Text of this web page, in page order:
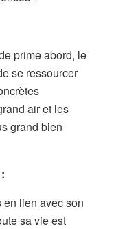
prime abord, le
se ressourcer
air et les
grand bien
en lien avec son
sa vie est